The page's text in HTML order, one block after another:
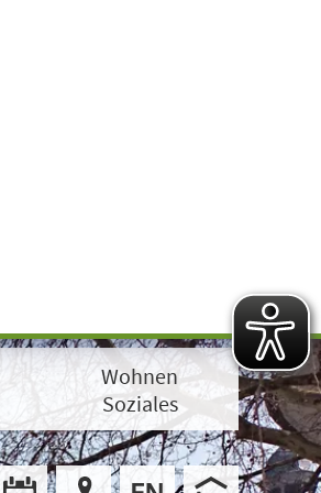
Wohnen
Soziales